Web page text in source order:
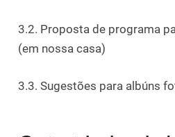
3.2. Proposta de programa
(em nossa casa)
3.3. Sugestões para albúns